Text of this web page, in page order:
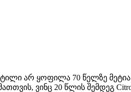
არ ყოფილა 70 წელზე
ვინც 20 წლის შემდეგ